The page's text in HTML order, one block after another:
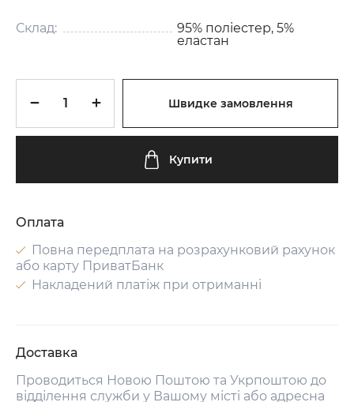
Склад:
95% поліестер, 5%
еластан
Швидке замовлення
Купити
Оплата
Повна передплата на розрахунковий рахунок
або карту ПриватБанк
Накладений платіж при отриманні
Доставка
Проводиться Новою Поштою та Укрпоштою до
відділення служби у Вашому місті або адресна